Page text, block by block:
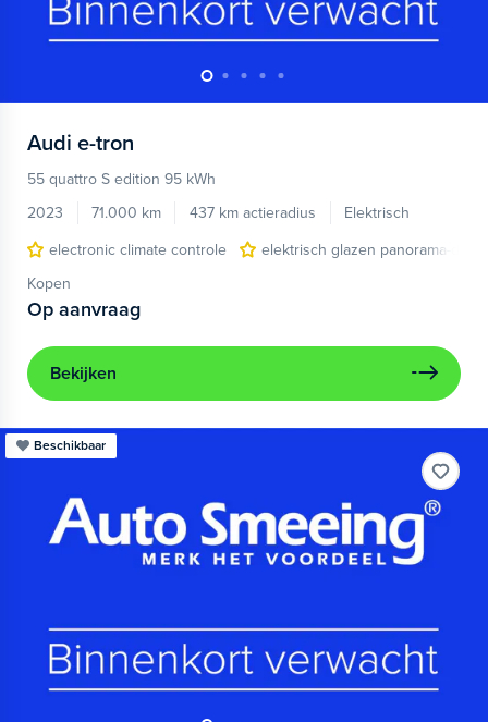
Audi e-tron
55 quattro S edition 95 kWh
2023
71.000 km 437 km actieradius
Elektrisch
electronic climate controle
elektrisch glazen panorama-dak
Kopen
Op aanvraag
Bekijken
Beschikbaar